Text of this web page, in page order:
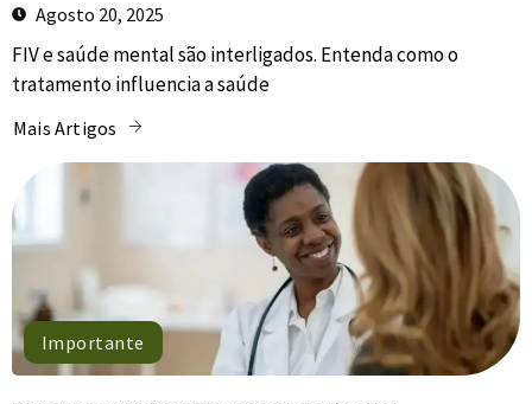
Agosto 20, 2025
FIV e saúde mental são interligados. Entenda como o
tratamento influencia a saúde
Mais Artigos
Importante